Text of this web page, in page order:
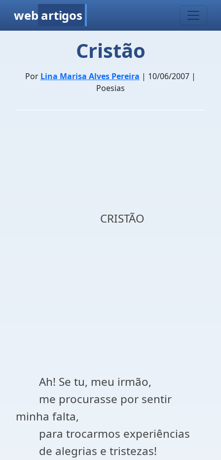
web artigos
Cristão
Por Lina Marisa Alves Pereira | 10/06/2007 |
Poesias
CRISTÃO
Ah! Se tu, meu irmão,
me procurasse por sentir
minha falta,
para trocarmos experiências
de alegrias e tristezas!